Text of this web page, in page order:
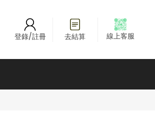
登錄/註冊 去結算 線上客服